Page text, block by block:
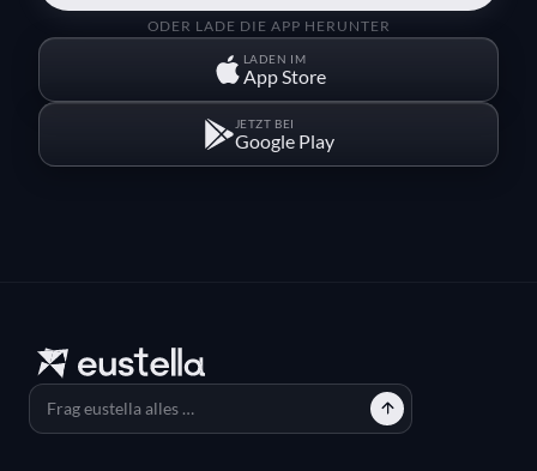
ODER LADE DIE APP HERUNTER
LADEN IM
App Store
JETZT BEI
Google Play